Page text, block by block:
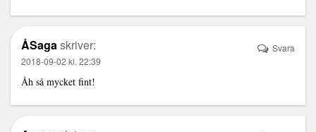
ÅSagaskriver:
2018-09-02 kl. 22:39
Åh så mycket fint!
Svara